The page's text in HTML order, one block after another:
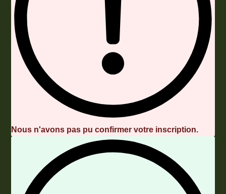
Nous n'avons pas pu confirmer votre inscription.